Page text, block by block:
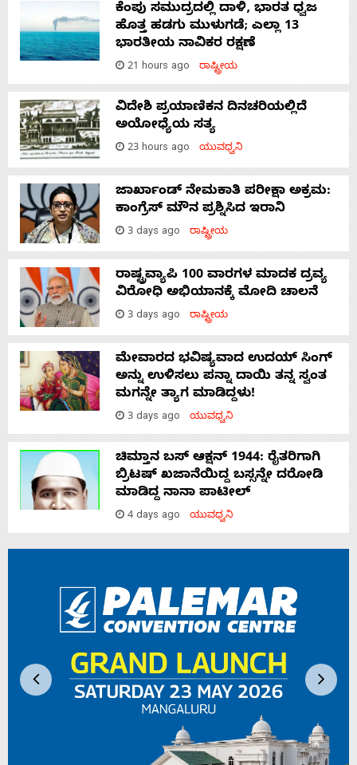
ಕೆಂಪು ಸಮುದ್ರದಲ್ಲಿ ದಾಳಿ, ಭಾರತ ಧ್ವಜ
ಹೊತ್ತ ಹಡಗು ಮುಳುಗಡೆ; ಎಲ್ಲಾ 13
ಭಾರತೀಯ ನಾವಿಕರ ರಕ್ಷಣೆ
21 hours ago ರಾಷ್ಟ್ರೀಯ
ವಿದೇಶಿ ಪ್ರಯಾಣಿಕನ ದಿನಚರಿಯಲ್ಲಿದೆ
ಅಯೋಧ್ಯೆಯ ಸತ್ಯ
23 hours ago ಯುವಧ್ವನಿ
ಜಾರ್ಖಾಂಡ್‌ ನೇಮಕಾತಿ ಪರೀಕ್ಷಾ ಅಕ್ರಮ:
ಕಾಂಗ್ರೆಸ್‌ ಮೌನ ಪ್ರಶ್ನಿಸಿದ ಇರಾನಿ
3 days ago ರಾಷ್ಟ್ರೀಯ
ರಾಷ್ಟ್ರವ್ಯಾಪಿ 100 ವಾರಗಳ ಮಾದಕ ದ್ರವ್ಯ
ವಿರೋಧಿ ಅಭಿಯಾನಕ್ಕೆ ಮೋದಿ ಚಾಲನೆ
3 days ago ರಾಷ್ಟ್ರೀಯ
ಮೇವಾರದ ಭವಿಷ್ಯವಾದ ಉದಯ್ ಸಿಂಗ್
ಅನ್ನು ಉಳಿಸಲು ಪನ್ನಾ ದಾಯಿ ತನ್ನ ಸ್ವಂತ
ಮಗನ್ನೇ ತ್ಯಾಗ ಮಾಡಿದ್ದಳು!
3 days ago ಯುವಧ್ವನಿ
ಚಿಮ್ತಾನ ಬಸ್ ಆಕ್ಷನ್ 1944: ರೈತರಿಗಾಗಿ
ಬ್ರಿಟಷ್‌ ಖಜಾನೆಯಿದ್ದ ಬಸ್ಸನ್ನೇ ದರೋಡಿ
ಮಾಡಿದ್ದ ನಾನಾ ಪಾಟೀಲ್
4 days ago ಯುವಧ್ವನಿ